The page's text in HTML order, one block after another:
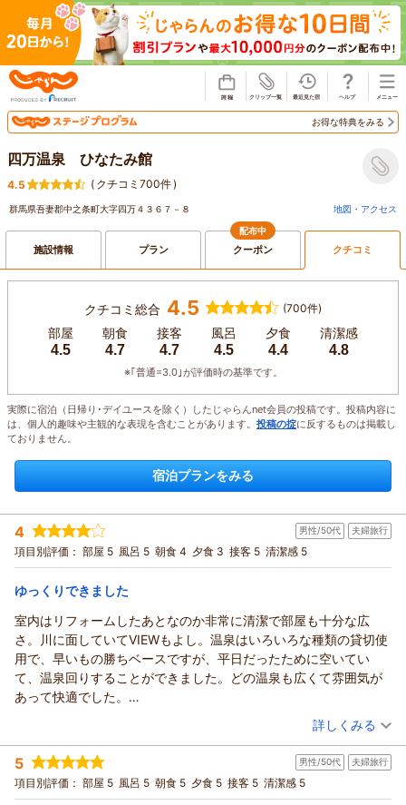
お得な特典をみる
四万温泉 ひなたみ館
4.5 ( クチコミ700件)
群馬県吾妻郡中之条町大字四万４３６７－８ 地図・アクセス
施設情報 プラン
配布中
クーポン クチコミ
クチコミ総合 4.5 (700件)
部屋
4.5
朝食
4.7
接客
4.7
風呂
4.5
夕食
4.4
清潔感
4.8
※｢普通=3.0｣が評価時の基準です。
実際に宿泊（日帰り･デイユースを除く）したじゃらんnet会員の投稿です。投稿内容に
は、個人的趣味や主観的な表現を含むことがあります。 投稿の掟に反するものは掲載し
ておりません。
宿泊プランをみる
4 男性/50代 夫婦旅行
項目別評価： 部屋 5 風呂 5 朝食 4 夕食 3 接客 5 清潔感 5
ゆっくりできました
室内はリフォームしたあとなのか非常に清潔で部屋も十分な広
さ。川に面していてVIEWもよし。温泉はいろいろな種類の貸切使
用で、早いもの勝ちベースですが、平日だったために空いてい
て、温泉回りすることができました。どの温泉も広くて雰囲気が
あって快適でした。
料理はおしゃれな感じでそこまで量はないですが、高齢夫婦には
また機会があれば利用したいと思います。
（投稿日：2026/07/18）
宿泊時期： 2026年05月宿泊 (夫婦旅行)
投稿者： いのさん
宿泊プラン： 【5月厳選】【早割30】30日前のご予約でお得に宿泊（夕食付
／朝食付／10時チェックアウト）
和洋室 朝・夕
詳しくみる
5 男性/50代 夫婦旅行
項目別評価： 部屋 5 風呂 5 朝食 5 夕食 5 接客 5 清潔感 5